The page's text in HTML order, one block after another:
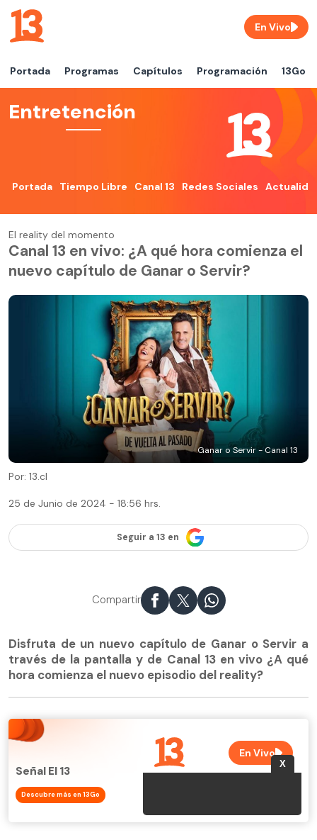
Portada Programas Capítulos Programación 13Go
En Vivo
Entretención
Portada Tiempo Libre Canal 13 Redes Sociales
El reality del momento
Canal 13 en vivo: ¿A qué hora comienza el
nuevo capítulo de Ganar o Servir?
Ganar o Servir - Canal 13
Por: 13.cl
25 de Junio de 2024 - 18:56 hrs.
Seguir a 13 en
Compartir
Disfruta de un nuevo capítulo de Ganar o Servir a
través de la pantalla y de Canal 13 en vivo ¿A qué
hora comienza el nuevo episodio del reality?
Señal El 13
Descubre más en 13Go